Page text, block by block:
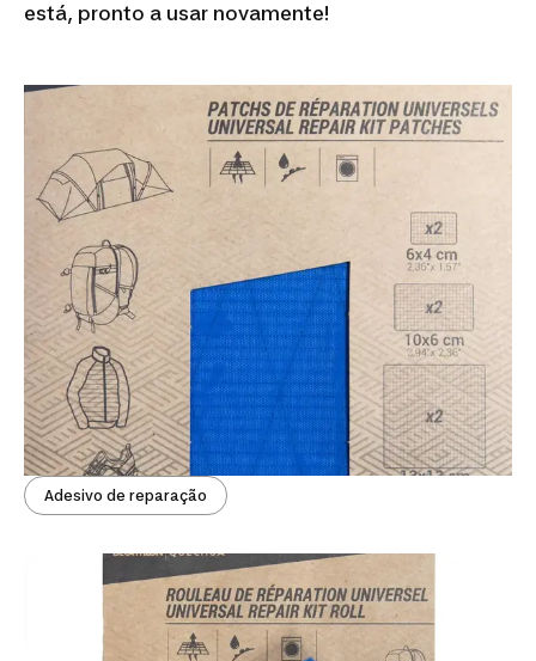
está, pronto a usar novamente!
Adesivo de reparação